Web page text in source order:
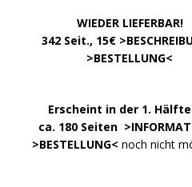
WIEDER LIEFERBAR!
342 Seit., 15€ >
>BESTELLUNG<
Erscheint in der 1. Hälfte
ca. 180 Seiten >
>BESTELLUNG< noch nicht